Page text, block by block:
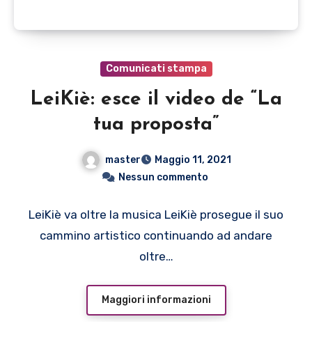
Comunicati stampa
LeiKiè: esce il video de “La
tua proposta”
master
Maggio 11, 2021
Nessun commento
LeiKiè va oltre la musica LeiKiè prosegue il suo
cammino artistico continuando ad andare
oltre…
Maggiori informazioni